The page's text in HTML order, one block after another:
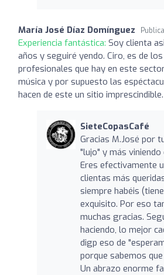
María José Díaz Domínguez
Experiencia fantástica: Soy clienta
años y seguiré yendo. Ciro, es de
profesionales que hay en este
música y por supuesto las
hacen de este un sitio imprescindible.
SieteCopasCafé
Gracias M.José por
"lujo" y más
Eres efectivamente
clientas más
siempre habéis
exquisito. Por eso
muchas gracias.
haciendo, lo mejor
digp eso de
porque sabemos
Un abrazo enorme